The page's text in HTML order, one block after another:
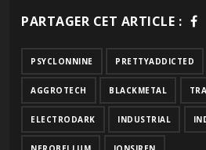
PARTAGER CET ARTICLE :
PSYCLONNINE PRETTYADDICTED
AGGROTECH BLACKMETAL
ELECTRODARK INDUSTRIAL